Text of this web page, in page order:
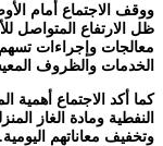
ووقف الاجتماع أمام
ظل الارتفاع المتواصل
معالجات وإجراءات
الخدمات والظروف
كما أكد الاجتماع أهمية
النفطية ومادة الغاز
وتخفيف معاناتهم اليومية.